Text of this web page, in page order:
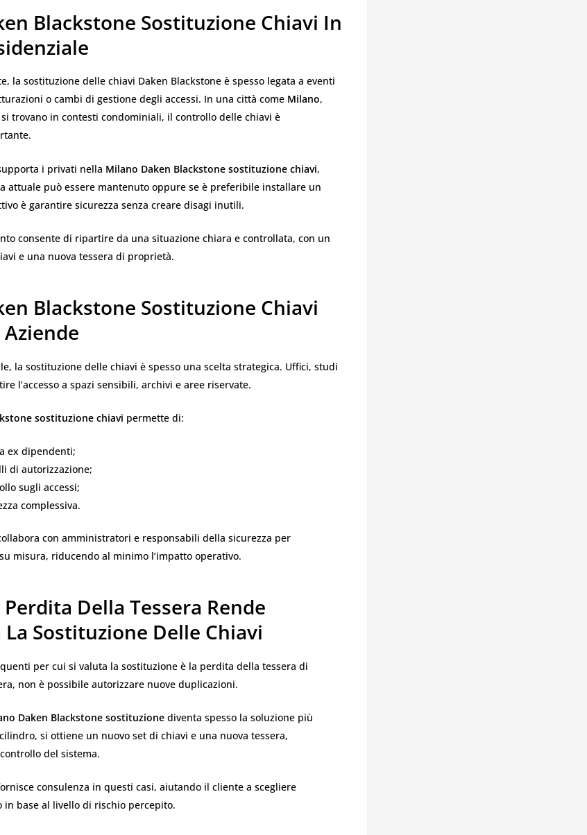
Blackstone Sostituzione Chiavi In
la sostituzione delle chiavi Daken Blackstone è spesso legata a eventi
o cambi di gestione degli accessi. In una città come Milano,
trovano in contesti condominiali, il controllo delle chiavi è
i privati nella Milano Daken Blackstone sostituzione chiavi,
attuale può essere mantenuto oppure se è preferibile installare un
è garantire sicurezza senza creare disagi inutili.
consente di ripartire da una situazione chiara e controllata, con un
e una nuova tessera di proprietà.
Blackstone Sostituzione Chiavi
la sostituzione delle chiavi è spesso una scelta strategica. Uffici, studi
l’accesso a spazi sensibili, archivi e aree riservate.
sostituzione chiavi permette di:
ex dipendenti;
di autorizzazione;
sugli accessi;
complessiva.
con amministratori e responsabili della sicurezza per
misura, riducendo al minimo l’impatto operativo.
Della Tessera Rende
La Sostituzione Delle Chiavi
per cui si valuta la sostituzione è la perdita della tessera di
non è possibile autorizzare nuove duplicazioni.
Daken Blackstone sostituzione diventa spesso la soluzione più
si ottiene un nuovo set di chiavi e una nuova tessera,
del sistema.
consulenza in questi casi, aiutando il cliente a scegliere
in base al livello di rischio percepito.